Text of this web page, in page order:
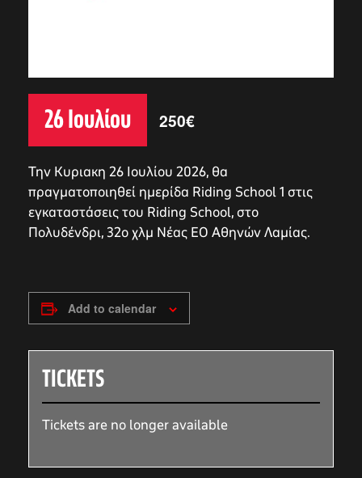
26 Ιουλίου 250€
Την Κυριακη 26 Ιουλίου 2026, θα
πραγματοποιηθεί ημερίδα Riding School 1 στις
εγκαταστάσεις του Riding School, στο
Πολυδένδρι, 32ο χλμ Νέας ΕΟ Αθηνών Λαμίας.
Add to calendar
TICKETS
Tickets are no longer available